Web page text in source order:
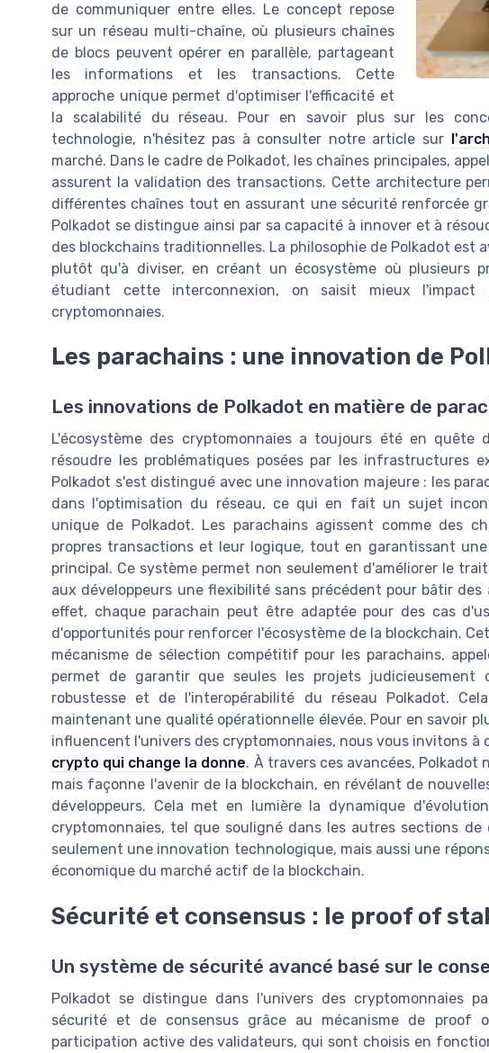
de communiquer entre elles. Le concept repose
sur un réseau multi-chaîne, où plusieurs chaînes
de blocs peuvent opérer en parallèle, partageant
les informations et les transactions. Cette
approche unique permet d'optimiser l'efficacité et
la scalabilité du réseau. Pour en savoir plus sur les
technologie, n'hésitez pas à consulter notre article sur
marché. Dans le cadre de Polkadot, les chaînes principales,
assurent la validation des transactions. Cette architecture
différentes chaînes tout en assurant une sécurité renforcée
Polkadot se distingue ainsi par sa capacité à innover et à
des blockchains traditionnelles. La philosophie de Polkadot
plutôt qu'à diviser, en créant un écosystème où plusieurs
étudiant cette interconnexion, on saisit mieux
cryptomonnaies.
Les parachains : une innovation de
Les innovations de Polkadot en matière de
L'écosystème des cryptomonnaies a toujours été en
résoudre les problématiques posées par les infrastructures
Polkadot s'est distingué avec une innovation majeure : les
dans l'optimisation du réseau, ce qui en fait un sujet
unique de Polkadot. Les parachains agissent comme des
propres transactions et leur logique, tout en garantissant
principal. Ce système permet non seulement d'améliorer le
aux développeurs une flexibilité sans précédent pour bâtir
effet, chaque parachain peut être adaptée pour des cas
d'opportunités pour renforcer l'écosystème de la blockchain.
mécanisme de sélection compétitif pour les parachains,
permet de garantir que seules les projets
robustesse et de l'interopérabilité du réseau Polkadot.
maintenant une qualité opérationnelle élevée. Pour en savoir
influencent l'univers des cryptomonnaies, nous vous invitons
crypto qui change la donne. À travers ces avancées, Polkadot
mais façonne l'avenir de la blockchain, en révélant de
développeurs. Cela met en lumière la dynamique
cryptomonnaies, tel que souligné dans les autres sections
seulement une innovation technologique, mais aussi une
économique du marché actif de la blockchain.
Sécurité et consensus : le proof of
Un système de sécurité avancé basé sur le
Polkadot se distingue dans l'univers des cryptomonnaies
sécurité et de consensus grâce au mécanisme de proof
participation active des validateurs, qui sont choisis en